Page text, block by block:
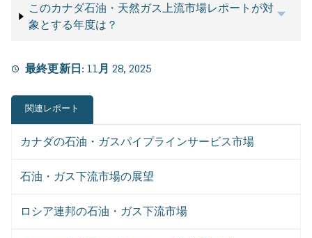
このカナダ石油・天然ガス上流市場レポートが対
象とする年度は？
最終更新日: 11月 28, 2025
関連レポート
カナダの石油・ガスパイプラインサービス市場
石油・ガス下流市場の展望
ロシア連邦の石油・ガス下流市場